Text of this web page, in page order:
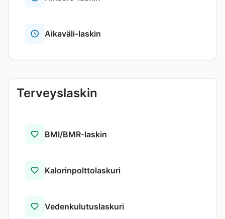
Aikaväli-laskin
Terveyslaskin
BMI/BMR-laskin
Kalorinpoltto­laskuri
Vedenkulutus­laskuri